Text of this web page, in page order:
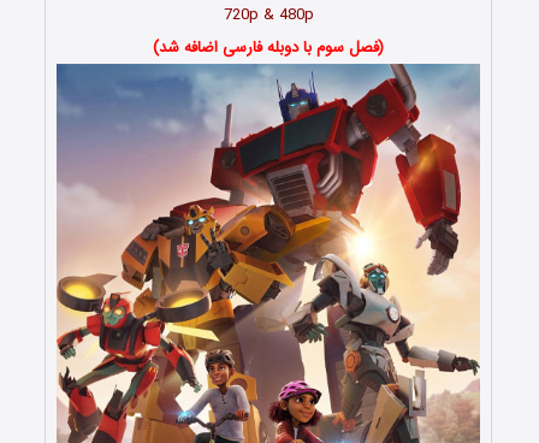
720p & 480p
(فصل سوم با دوبله فارسی اضافه شد)